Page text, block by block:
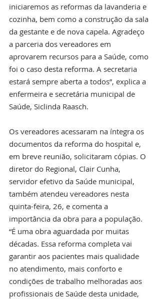
iniciaremos as reformas da lavanderia e
cozinha, bem como a construção da sala
da gestante e de nova capela. Agradeço
a parceria dos vereadores em
aprovarem recursos para a Saúde, como
foi o caso desta reforma. A secretaria
estará sempre aberta a todos”, explica a
enfermeira e secretária municipal de
Saúde, Siclinda Raasch.
Os vereadores acessaram na íntegra os
documentos da reforma do hospital e,
em breve reunião, solicitaram cópias. O
diretor do Regional, Clair Cunha,
servidor efetivo da Saúde municipal,
também atendeu vereadores nesta
quinta-feira, 26, e comenta a
importância da obra para a população.
“É uma obra aguardada por muitas
décadas. Essa reforma completa vai
garantir aos pacientes mais qualidade
no atendimento, mais conforto e
condições de trabalho melhoradas aos
profissionais de Saúde desta unidade,